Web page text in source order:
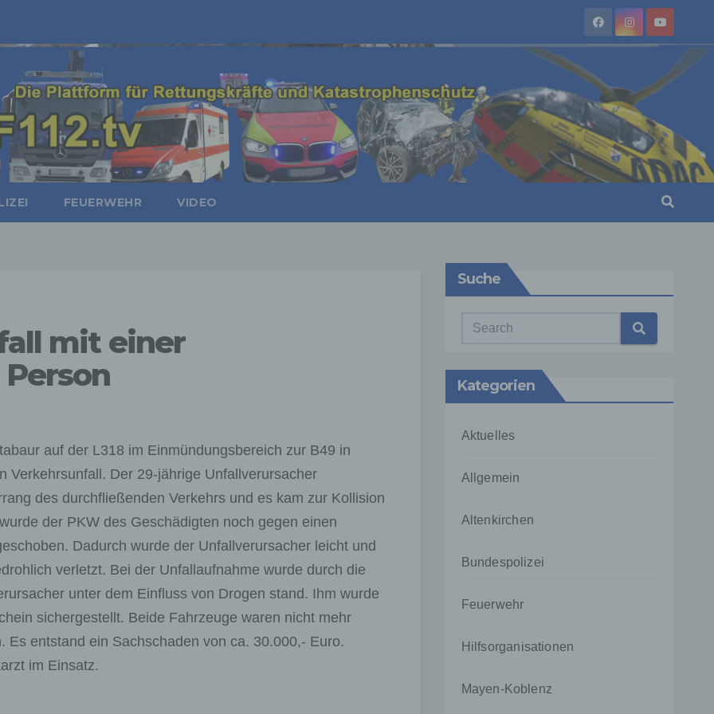
FEUERWEHR VIDEO
mit einer
auf der L318 im Einmündungsbereich zur B49 in
Verkehrsunfall. Der 29-jährige Unfallverursacher
des durchfließenden Verkehrs und es kam zur Kollision
der PKW des Geschädigten noch gegen einen
Dadurch wurde der Unfallverursacher leicht und
verletzt. Bei der Unfallaufnahme wurde durch die
unter dem Einfluss von Drogen stand. Ihm wurde
sichergestellt. Beide Fahrzeuge waren nicht mehr
entstand ein Sachschaden von ca. 30.000,- Euro.
im Einsatz.
Suche
Kategorien
Aktuelles
Allgemein
Altenkirchen
Bundespolizei
Feuerwehr
Hilfsorganisationen
Mayen-Koblenz